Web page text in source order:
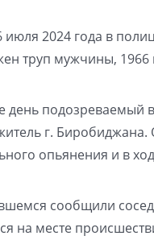
2024 года в
труп мужчины,
день подозреваемый
г. Биробиджана.
опьянения и в
сообщили
на месте